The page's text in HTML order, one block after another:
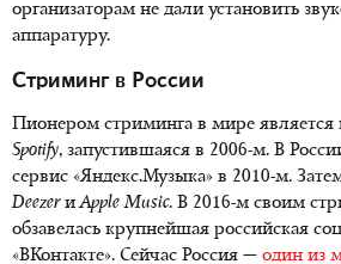
организаторам не дали установить
аппаратуру.
Стриминг в России
Пионером стриминга в мире является
Spotify, запустившаяся в 2006-м. В
сервис «Яндекс.Музыка» в 2010-м.
DeezerиApple Music. В 2016-м своим
обзавелась крупнейшая российская
«ВКонтакте». Сейчас Россия — один из